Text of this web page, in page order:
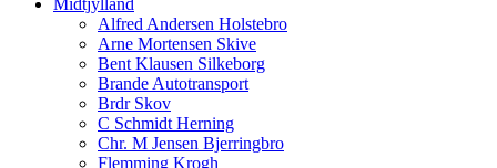
Midtjylland
Alfred Andersen Holstebro
Arne Mortensen Skive
Bent Klausen Silkeborg
Brande Autotransport
Brdr Skov
C Schmidt Herning
Chr. M Jensen Bjerringbro
Flemming Krogh